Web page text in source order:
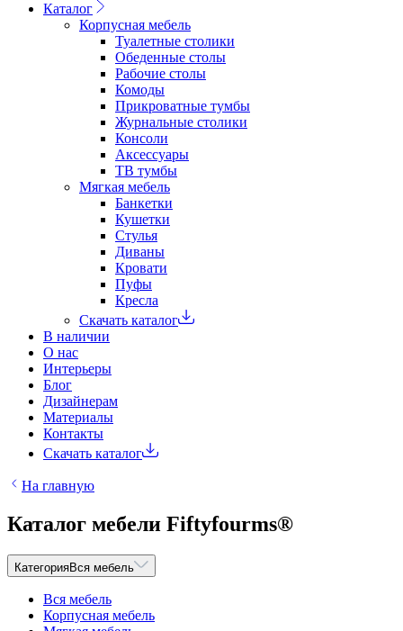
Каталог
Корпусная мебель
Туалетные столики
Обеденные cтолы
Рабочие столы
Комоды
Прикроватные тумбы
Журнальные столики
Консоли
Аксессуары
ТВ тумбы
Мягкая мебель
Банкетки
Кушетки
Стулья
Диваны
Кровати
Пуфы
Кресла
Скачать каталог
В наличии
О нас
Интерьеры
Блог
Дизайнерам
Материалы
Контакты
Скачать каталог
На главную
Каталог мебели Fiftyfourms®
КатегорияВся мебель
Вся мебель
Корпусная мебель